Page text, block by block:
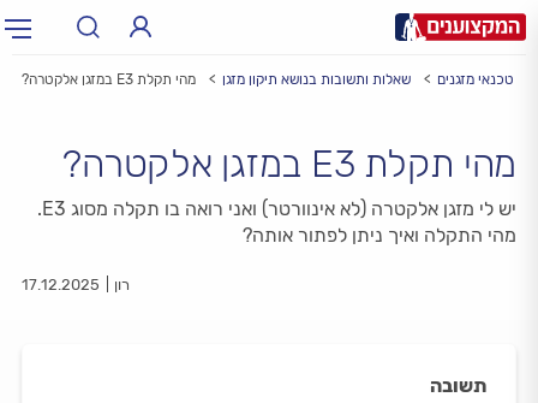
עיר: תל אביב, חיפה…
טכנאי מזגנים שאלות ותשובות בנושא תיקון מזגן מהי תקלת E3 במזגן אלקטרה?
מהי תקלת E3 במזגן אלקטרה?
יש לי מזגן אלקטרה (לא אינוורטר) ואני רואה בו תקלה מסוג E3.
מהי התקלה ואיך ניתן לפתור אותה?
רון 17.12.2025
תשובה